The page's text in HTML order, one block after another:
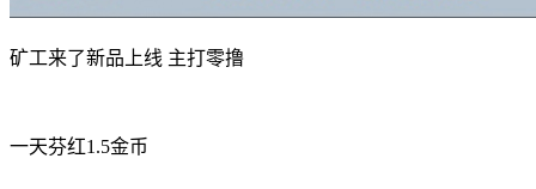
矿工来了新品上线 主打零撸
一天芬红1.5金币